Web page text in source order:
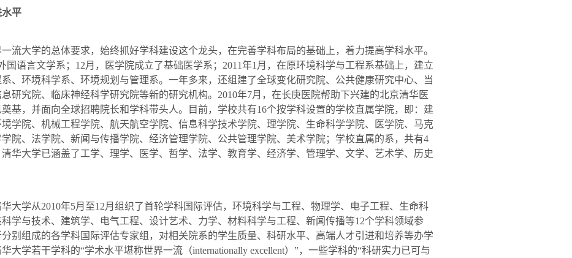
平
大学的总体要求，始终抓好学科建设这个龙头，在完善学科布局的基础上，着力提高学科水平。
国语言文学系； 12月，医学院成立了基础医学系； 2011年1 月，在原环境科学与工程系基础上，建立
、环境科学系、环境规划与管理系。一年多来，还组建了全球变化研究院、公共健康研究中心、当
研究院、临床神经科学研究院等新的研究机构。 2010年7月，在长庚医院帮助下兴建的北京清华医
基，并面向全球招聘院长和学科带头人。目前，学校共有16个按学科设置的学校直属学院，即：建
学院、机械工程学院、航天航空学院、信息科学技术学院、理学院、生命科学学院、医学院、马克
院、法学院、新闻与传播学院、经济管理学院、公共管理学院、美术学院；学校直属的系，共有4
华大学已涵盖了工学、理学、医学、哲学、法学、教育学、经济学、管理学、文学、艺术学、历史
大学从2010年5月至12月组织了首轮学科国际评估，环境科学与工程、物理学、电子工程、生命科
学与技术、建筑学、电气工程、设计艺术、力学、材料科学与工程、新闻传播等12个学科领域参
别组成的各学科国际评估专家组，对相关院系的学生质量、科研水平、高端人才引进和培养等办学
大学若干学科的“学术水平堪称世界一流（internationally excellent）”，一些学科的“科研实力已可与